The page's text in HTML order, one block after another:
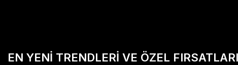
EN YENİ TRENDLERİ VE ÖZEL